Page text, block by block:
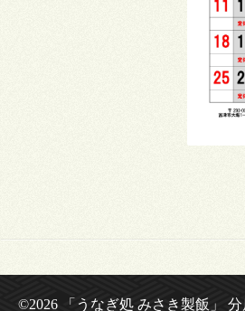
©2026 「うなぎ処 みさき製飯」